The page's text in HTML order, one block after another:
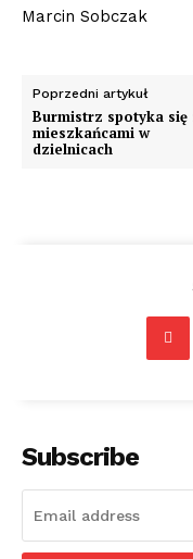
Marcin Sobczak
Poprzedni artykuł
Burmistrz spotyka się
mieszkańcami w
dzielnicach
Subscribe